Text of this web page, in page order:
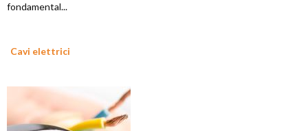
fondamental...
Cavi elettrici